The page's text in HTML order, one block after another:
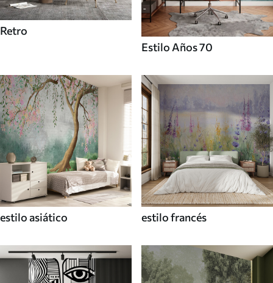
Retro
Estilo Años 70
estilo asiático estilo francés